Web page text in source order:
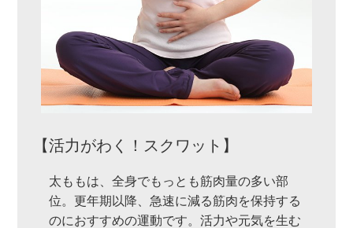
【活力がわく！スクワット】
太ももは、全身でもっとも筋肉量の多い部
位。更年期以降、急速に減る筋肉を保持する
のにおすすめの運動です。活力や元気を生む